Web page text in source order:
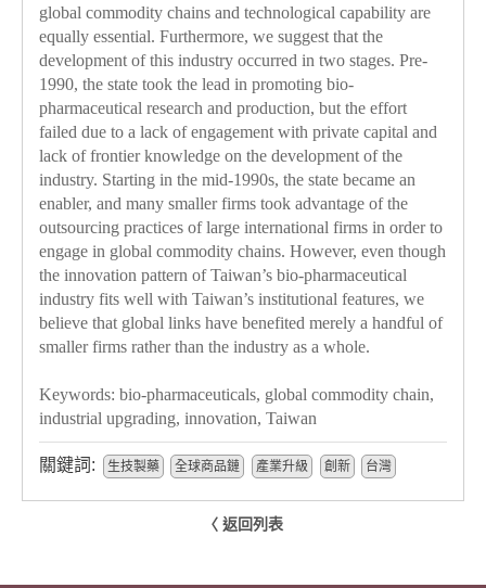
global commodity chains and technological capability are
equally essential. Furthermore, we suggest that the
development of this industry occurred in two stages. Pre-
1990, the state took the lead in promoting bio-
pharmaceutical research and production, but the effort
failed due to a lack of engagement with private capital and
lack of frontier knowledge on the development of the
industry. Starting in the mid-1990s, the state became an
enabler, and many smaller firms took advantage of the
outsourcing practices of large international firms in order to
engage in global commodity chains. However, even though
the innovation pattern of Taiwan’s bio-pharmaceutical
industry fits well with Taiwan’s institutional features, we
believe that global links have benefited merely a handful of
smaller firms rather than the industry as a whole.
Keywords: bio-pharmaceuticals, global commodity chain,
industrial upgrading, innovation, Taiwan
關鍵詞: 生技製藥 全球商品鏈 產業升級 創新 台灣
〈 返回列表